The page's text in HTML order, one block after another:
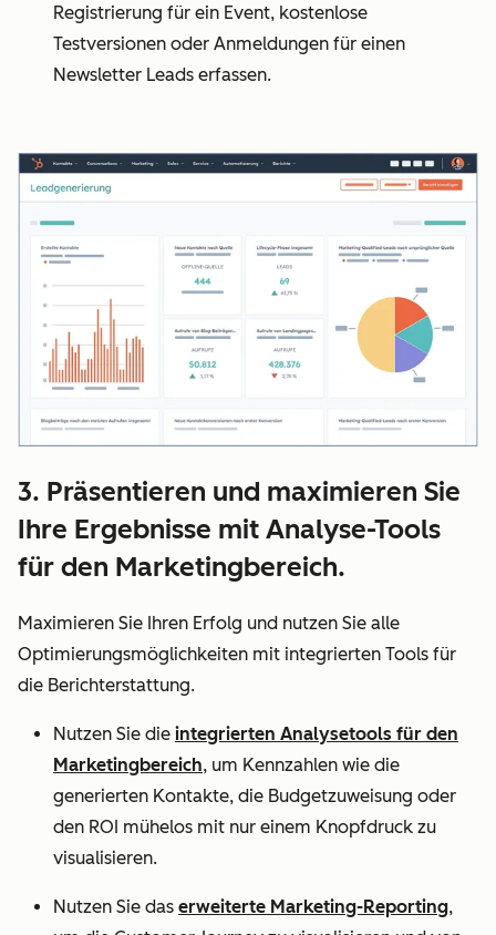
Registrierung für ein Event, kostenlose
Testversionen oder Anmeldungen für einen
Newsletter Leads erfassen.
3. Präsentieren und maximieren Sie
Ihre Ergebnisse mit Analyse-Tools
für den Marketingbereich.
Maximieren Sie Ihren Erfolg und nutzen Sie alle
Optimierungsmöglichkeiten mit integrierten Tools für
die Berichterstattung.
Nutzen Sie die integrierten Analysetools für den
Marketingbereich, um Kennzahlen wie die
generierten Kontakte, die Budgetzuweisung oder
den ROI mühelos mit nur einem Knopfdruck zu
visualisieren.
Nutzen Sie das erweiterte Marketing-Reporting,